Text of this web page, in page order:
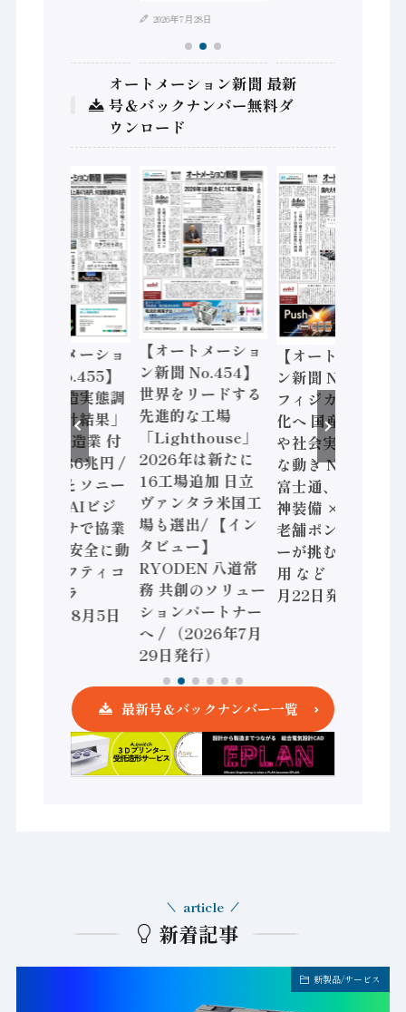
2026年7月28日
オートメーション新聞 最新
号＆バックナンバー無料ダ
ウンロード
【オートメーショ
ン新聞 No.455】
「経済構造実態調
査二次集計結果」
2024年製造業 付
加価値額86兆円 /
三菱電機とソニー
セミコン AIビジ
ョンセンサで協業
/ IDEC、安全に動
かすセーフティコ
ントローラ
（2026年8月5日
【オートメーショ
ン新聞 No.454】
世界をリードする
先進的な工場
「Lighthouse」
2026年は新たに
16工場追加 日立
ヴァンタラ米国工
場も選出/ 【イン
タビュー】
RYODEN 八道常
務 共創のソリュー
ションパートナー
へ / （2026年7月
29日発行）
【オートメーショ
ン新聞 No.453】
フィジカルAI本格
化へ 国産AI開発
や社会実装に活発
な動き Noetra、
富士通、日立 / 兵
神装備 × HMS、
老舗ポンプメーカ
ーが挑むデータ活
用 など（2026年7
月22日発行）
最新号＆バックナンバー一覧
新着記事
article
新製品/サービス